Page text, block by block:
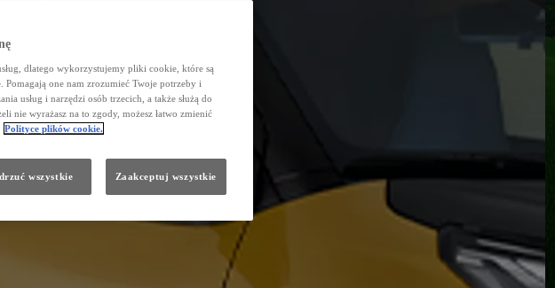
dlatego wykorzystujemy pliki cookie, które są
one nam zrozumieć Twoje potrzeby i
usług i narzędzi osób trzecich, a także służą do
nie wyrażasz na to zgody, możesz łatwo zmienić
Polityce plików cookie.
wszystkie Zaakceptuj wszystkie